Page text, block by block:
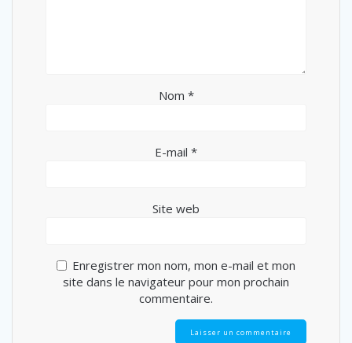
Nom *
E-mail *
Site web
Enregistrer mon nom, mon e-mail et mon
site dans le navigateur pour mon prochain
commentaire.